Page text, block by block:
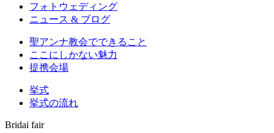
フォトウェディング
ニュース & ブログ
聖アンナ教会でできること
ここにしかない魅力
提携会場
挙式
挙式の流れ
Bridai fair